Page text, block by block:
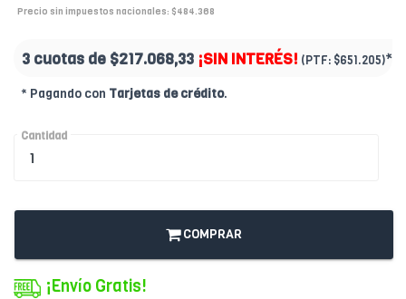
Precio sin impuestos nacionales: $484.368
3 cuotas de $217.068,33 ¡SIN INTERÉS! (PTF: $651.205)*
* Pagando con Tarjetas de crédito.
Cantidad
COMPRAR
¡Envío Gratis!